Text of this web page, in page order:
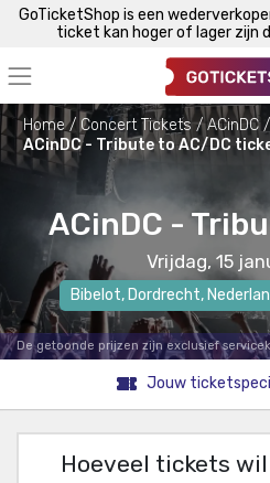
GoTicketShop is een
ticket kan hoger of lager zijn
Home Concert Tickets
ACinDC
ACinDC - Tribute to AC/DC
ACinDC -
Vrijdag, 15
Bibelot, Dordrecht,
De getoonde prijzen zijn exclusief
Jouw
Hoeveel tickets